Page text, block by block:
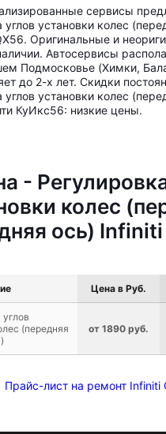
сервисы
углов установки колес
Оригинальные и
Автосервисы
Подмосковье (Химки,
до 2-х лет. Скидки
углов установки колес
КуИкс56: низкие цены.
-
колес
ось)
Цена в Руб.
углов
(передняя
от 1890 руб.
Прайс-лист на ремонт Infiniti